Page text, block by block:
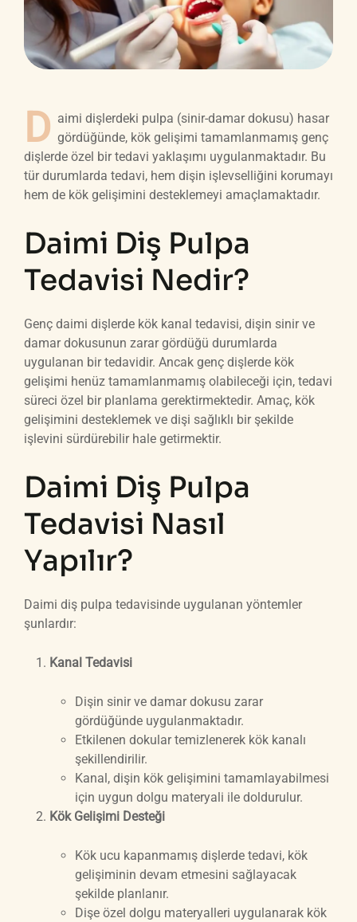
D aimi dişlerdeki pulpa (sinir-damar dokusu) hasar
gördüğünde, kök gelişimi tamamlanmamış genç
dişlerde özel bir tedavi yaklaşımı uygulanmaktadır. Bu
tür durumlarda tedavi, hem dişin işlevselliğini korumayı
hem de kök gelişimini desteklemeyi amaçlamaktadır.
Daimi Diş Pulpa
Tedavisi Nedir?
Genç daimi dişlerde kök kanal tedavisi, dişin sinir ve
damar dokusunun zarar gördüğü durumlarda
uygulanan bir tedavidir. Ancak genç dişlerde kök
gelişimi henüz tamamlanmamış olabileceği için, tedavi
süreci özel bir planlama gerektirmektedir. Amaç, kök
gelişimini desteklemek ve dişi sağlıklı bir şekilde
işlevini sürdürebilir hale getirmektir.
Daimi Diş Pulpa
Tedavisi Nasıl
Yapılır?
Daimi diş pulpa tedavisinde uygulanan yöntemler
şunlardır:
Kanal Tedavisi
Dişin sinir ve damar dokusu zarar
gördüğünde uygulanmaktadır.
Etkilenen dokular temizlenerek kök kanalı
şekillendirilir.
Kanal, dişin kök gelişimini tamamlayabilmesi
için uygun dolgu materyali ile doldurulur.
Kök Gelişimi Desteği
Kök ucu kapanmamış dişlerde tedavi, kök
gelişiminin devam etmesini sağlayacak
şekilde planlanır.
Dişe özel dolgu materyalleri uygulanarak kök